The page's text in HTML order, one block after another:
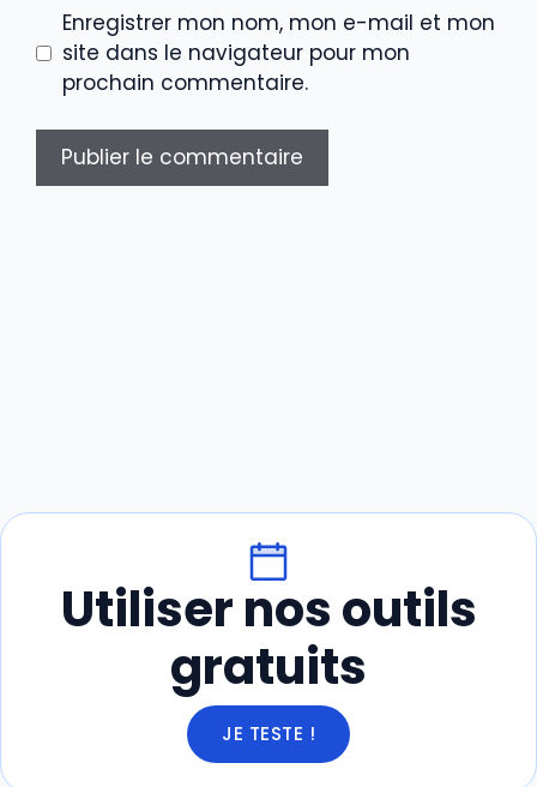
Enregistrer mon nom, mon e-mail et mon
site dans le navigateur pour mon
prochain commentaire.
Utiliser nos outils
gratuits
JE TESTE !